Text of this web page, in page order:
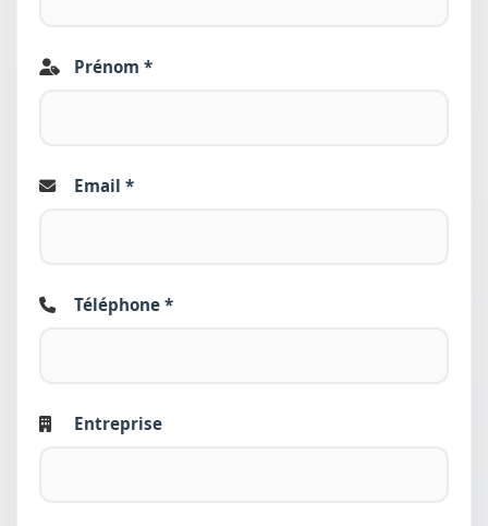
Prénom *
Email *
Téléphone *
Entreprise